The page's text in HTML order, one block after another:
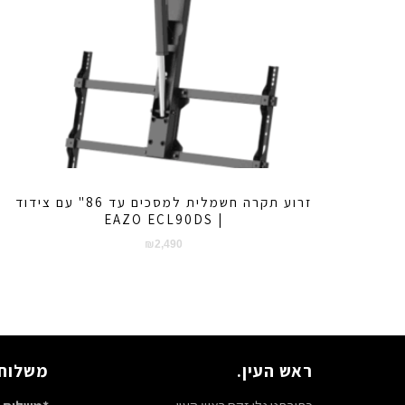
זרוע תקרה חשמלית למסכים עד 86" עם צידוד
| EAZO ECL90DS
₪ 2,490
ראש העין.